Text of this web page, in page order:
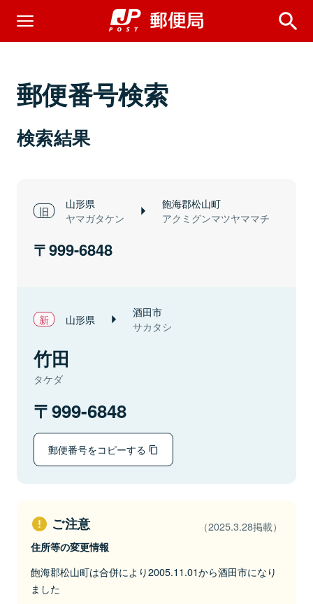
郵便番号検索
検索結果
山形県
ヤマガタケン
飽海郡松山町
アクミグンマツヤママチ
999-6848
山形県 酒田市
サカタシ
竹田
タケダ
999-6848
郵便番号をコピーする
ご注意 （2025.3.28掲載）
住所等の変更情報
飽海郡松山町は合併により2005.11.01から酒田市になり
ました